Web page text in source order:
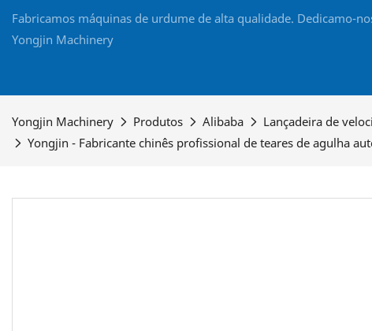
Fabricamos máquinas de urdume de alta qualidade. Dedicamo-
Yongjin Machinery
Yongjin Machinery Produtos Alibaba Lançadeira de
Yongjin - Fabricante chinês profissional de teares de agulha